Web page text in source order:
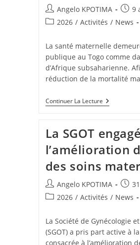
Angelo KPOTIMA
9
2026 / Activités / News
La santé maternelle
publique au Togo comme
d’Afrique subsaharienne.
réduction de la mortalité
Continuer La Lecture
La SGOT
l’amélioration
des soins
Angelo KPOTIMA
2026 / Activités / News
La Société de Gynécologie
(SGOT) a pris part active à
consacrée à l’amélioration